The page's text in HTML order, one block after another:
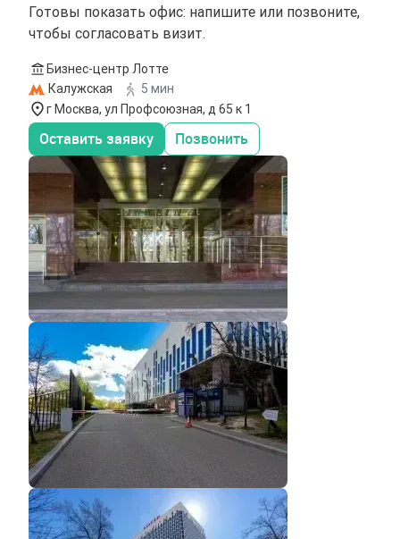
Готовы показать офис: напишите или позвоните,
чтобы согласовать визит.
Бизнес-центр Лотте
Калужская
5 мин
г Москва, ул Профсоюзная, д 65 к 1
Оставить заявку Позвонить